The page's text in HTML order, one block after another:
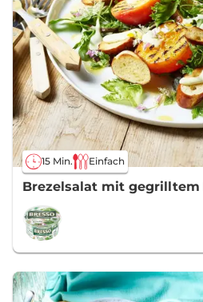
15 Min. Einfach
Brezelsalat mit gegrilltem